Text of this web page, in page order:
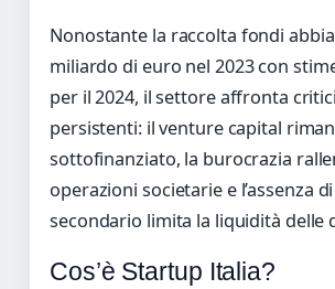
Nonostante la raccolta fondi
miliardo di euro nel 2023 con
per il 2024, il settore affronta
persistenti: il venture capital
sottofinanziato, la burocrazia
operazioni societarie e l’assenza
secondario limita la liquidità delle
Cos’è Startup Italia?